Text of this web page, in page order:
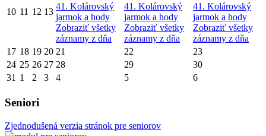
10 11 12 13
41. Kolárovský
jarmok a hody
Zobraziť všetky
záznamy z dňa
41. Kolárovský
jarmok a hody
Zobraziť všetky
záznamy z dňa
41. Kolárovský
jarmok a hody
Zobraziť všetky
záznamy z dňa
17 18 19 20 21 22
23
24 25 26 27 28 29
30
31 1 2 3 4 5 6
Seniori
Zjednodušená verzia stránok pre seniorov